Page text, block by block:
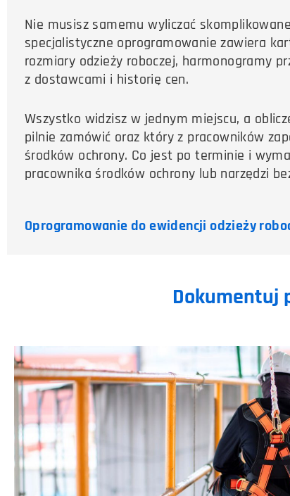
Nie musisz samemu wyliczać
specjalistyczne oprogramowanie zawiera
rozmiary odzieży roboczej, harmonogramy
z dostawcami i historię cen.
Wszystko widzisz w jednym miejscu, a
pilnie zamówić oraz który z pracowników
środków ochrony. Co jest po terminie i
pracownika środków ochrony lub narzędzi
Oprogramowanie do ewidencji odzieży
Dokumentuj